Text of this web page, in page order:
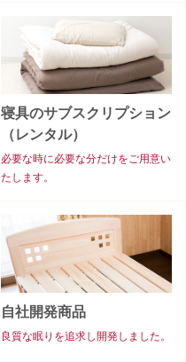
寝具のサブスクリプション
（レンタル）
必要な時に必要な分だけをご用意い
たします。
自社開発商品
良質な眠りを追求し開発しました。